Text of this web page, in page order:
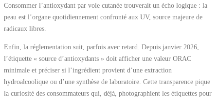
Consommer l’antioxydant par voie cutanée trouverait un écho logique : la
peau est l’organe quotidiennement confronté aux UV, source majeure de
radicaux libres.
Enfin, la réglementation suit, parfois avec retard. Depuis janvier 2026,
l’étiquette « source d’antioxydants » doit afficher une valeur ORAC
minimale et préciser si l’ingrédient provient d’une extraction
hydroalcoolique ou d’une synthèse de laboratoire. Cette transparence pique
la curiosité des consommateurs qui, déjà, photographient les étiquettes pour